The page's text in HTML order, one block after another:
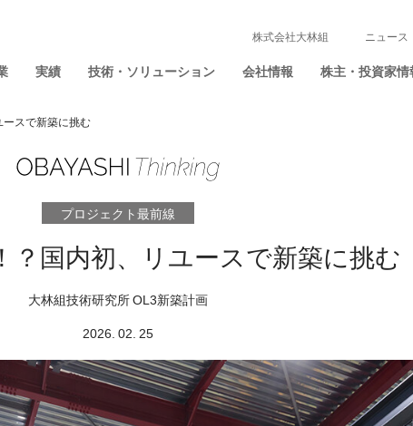
実績 技術・ソリューション 会社情報 株主・投資家情
株式会社大林組 ニュース
スで新築に挑む
プロジェクト最前線
？国内初、リユースで新築に挑む
⼤林組技術研究所 OL3新築計画
2026. 02. 25